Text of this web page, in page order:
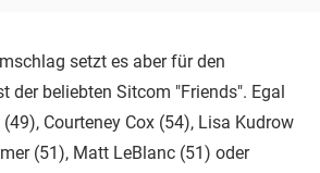
setzt es aber für den
der beliebten Sitcom "Friends". Egal
(49), Courteney Cox (54), Lisa Kudrow
(51), Matt LeBlanc (51) oder